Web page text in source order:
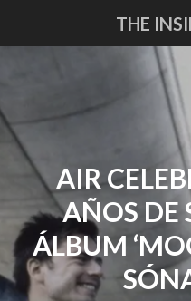
THE
AIR
AÑOS DE
ÁLBUM